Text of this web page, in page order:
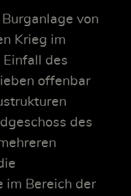
von
Krieg im
des
offenbar
des
im Bereich der